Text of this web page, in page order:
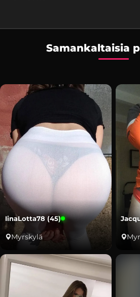
Samankaltaisia
IinaLotta78 (45)
Myrskylä